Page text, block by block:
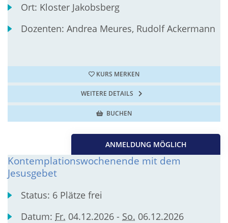
Ort: Kloster Jakobsberg
Dozenten:Andrea Meures, Rudolf Ackermann
KURS MERKEN
WEITERE DETAILS
BUCHEN
ANMELDUNG MÖGLICH
Kontemplationswochenende mit dem
Jesusgebet
Status: 6 Plätze frei
Datum: Fr. 04.12.2026 - So. 06.12.2026